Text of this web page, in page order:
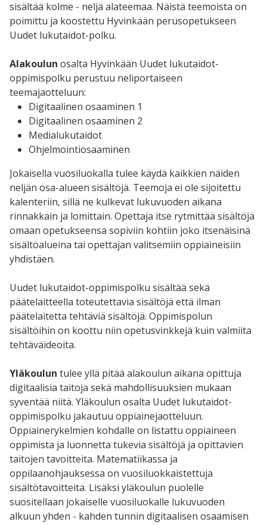
sisältää kolme - neljä alateemaa. Näistä teemoista on
poimittu ja koostettu Hyvinkään perusopetukseen
Uudet lukutaidot-polku.
Alakoulun osalta Hyvinkään Uudet lukutaidot-
oppimispolku perustuu neliportaiseen
teemajaotteluun:
Digitaalinen osaaminen 1
Digitaalinen osaaminen 2
Medialukutaidot
Ohjelmointiosaaminen
Jokaisella vuosiluokalla tulee käydä kaikkien näiden
neljän osa-alueen sisältöjä. Teemoja ei ole sijoitettu
kalenteriin, sillä ne kulkevat lukuvuoden aikana
rinnakkain ja lomittain. Opettaja itse rytmittää sisältöjä
omaan opetukseensa sopiviin kohtiin joko itsenäisinä
sisältöalueina tai opettajan valitsemiin oppiaineisiin
yhdistäen.
Uudet lukutaidot-oppimispolku sisältää sekä
päätelaitteella toteutettavia sisältöjä että ilman
päätelaitetta tehtäviä sisältöjä. Oppimispolun
sisältöihin on koottu niin opetusvinkkejä kuin valmiita
tehtäväideoita.
Yläkoulun tulee yllä pitää alakoulun aikana opittuja
digitaalisia taitoja sekä mahdollisuuksien mukaan
syventää niitä. Yläkoulun osalta Uudet lukutaidot-
oppimispolku jakautuu oppiainejaotteluun.
Oppiainerykelmien kohdalle on listattu oppiaineen
oppimista ja luonnetta tukevia sisältöjä ja opittavien
taitojen tavoitteita. Matematiikassa ja
oppilaanohjauksessa on vuosiluokkaistettuja
sisältötavoitteita. Lisäksi yläkoulun puolelle
suositellaan jokaiselle vuosiluokalle lukuvuoden
alkuun yhden - kahden tunnin digitaalisen osaamisen